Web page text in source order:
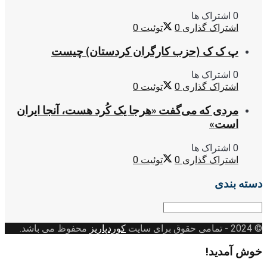
0 اشتراک ها
اشتراک گذاری 0 توئیت 0
پ ک ک (حزب کارگران کردستان) چیست
0 اشتراک ها
اشتراک گذاری 0 توئیت 0
مردی که می‌گفت «هرجا یک کُرد هست، آنجا ایران
است»
0 اشتراک ها
اشتراک گذاری 0 توئیت 0
دسته بندی
© 2024
- تمامی حقوق برای سایت کوردپاریز محفوظ می باشد.
خوش آمدید!